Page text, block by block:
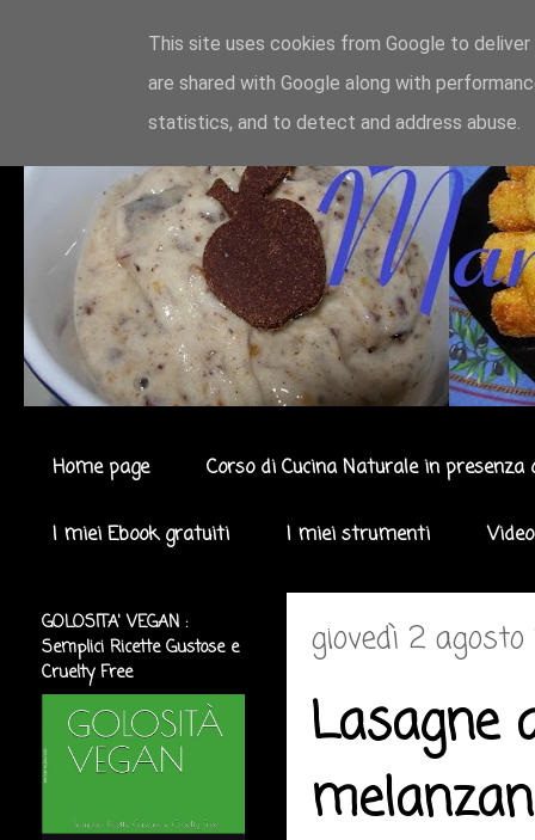
Home page Corso di Cucina Naturale in presenza
I miei Ebook gratuiti I miei strumenti
giovedì 2 agosto
Lasagne
GOLOSITA' VEGAN :
Semplici Ricette Gustose e
Cruelty Free
This site uses cookies from Google to
are shared with Google along with
statistics, and to detect and address abuse.